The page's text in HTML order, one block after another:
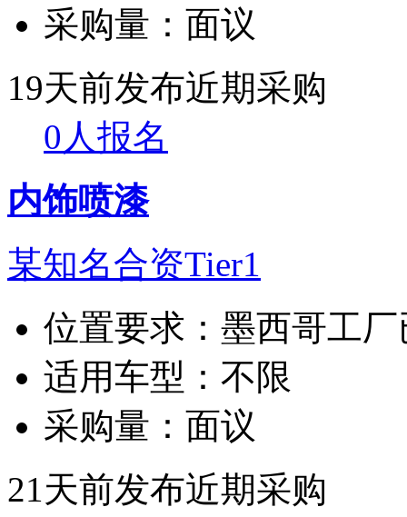
采购量： 面议
19天前发布近期采购
0人报名
内饰喷漆
某知名合资Tier1
位置要求： 墨西哥工
适用车型： 不限
采购量： 面议
21天前发布近期采购